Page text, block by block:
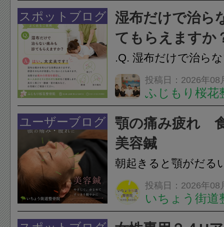
けでなく首や肩の筋
担をかけ、顎関節症
つながることがあり
スポットブログ
湿布だけで治ら
てもらえますか
.Q. 湿布だけで治ら
らえますか？A. はい
湿布は痛みを和らげ
すが、原因そのもの
いこともあります。
原因を確認し、お一
投稿日：2026年08
ふじもり桜花
ユーザーブログ
顎の痛み疲れ
美容鍼
朝起きると顎がだる
ありませんか？無意
は、顎の痛みや疲れ
フェイスラインの張
投稿日：2026年08
いちょう街道